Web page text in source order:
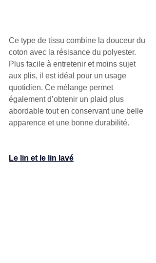
Ce type de tissu combine la douceur du
coton avec la résisance du polyester.
Plus facile à entretenir et moins sujet
aux plis, il est idéal pour un usage
quotidien. Ce mélange permet
également d’obtenir un plaid plus
abordable tout en conservant une belle
apparence et une bonne durabilité.
Le lin et le lin lavé